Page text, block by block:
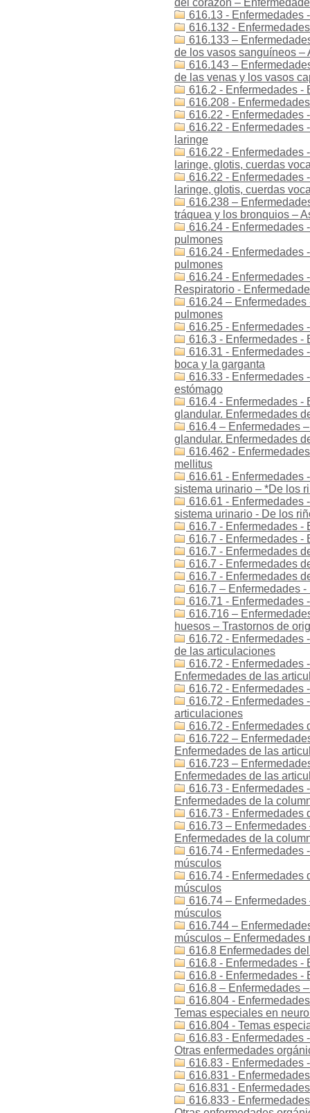
del corazón –
616.13 - Enfermedades
616.132 -
616.133 –
de los vasos sanguíneos –
616.143 –
de las venas y los vasos
616.2 - Enfermedades -
616.208 -
616.22 - Enfermedades
616.22 - Enfermedades
laringe
616.22 - Enfermedades
laringe, glotis, cuerdas
616.22 - Enfermedades
laringe, glotis, cuerdas
616.238 –
tráquea y los bronquios –
616.24 - Enfermedades
pulmones
616.24 - Enfermedades
pulmones
616.24 - Enfermedades
Respiratorio -
616.24 –
pulmones
616.25 - Enfermedades
616.3 - Enfermedades -
616.31 - Enfermedades
boca y la garganta
616.33 - Enfermedades
estómago
616.4 - Enfermedades -
glandular. Enfermedades
616.4 – Enfermedades
glandular. Enfermedades
616.462 -
mellitus
616.61 - Enfermedades
sistema urinario – *De los
616.61 - Enfermedades
sistema urinario - De los
616.7 - Enfermedades -
616.7 - Enfermedades -
616.7 - Enfermedades
616.7 - Enfermedades
616.7 - Enfermedades
616.7 – Enfermedades
616.71 - Enfermedades
616.716 –
huesos – Trastornos de
616.72 - Enfermedades
de las articulaciones
616.72 - Enfermedades
Enfermedades de las
616.72 - Enfermedades
616.72 - Enfermedades
articulaciones
616.72 - Enfermedades
616.722 –
Enfermedades de las
616.723 –
Enfermedades de las
616.73 - Enfermedades
Enfermedades de la
616.73 - Enfermedades
616.73 –
Enfermedades de la
616.74 - Enfermedades
músculos
616.74 - Enfermedades
músculos
616.74 –
músculos
616.744 –
músculos – Enfermedades
616.8 Enfermedades
616.8 - Enfermedades -
616.8 - Enfermedades -
616.8 – Enfermedades
616.804 -
Temas especiales en
616.804 - Temas
616.83 - Enfermedades
Otras enfermedades
616.83 - Enfermedades
616.831 -
616.831 -
616.833 -